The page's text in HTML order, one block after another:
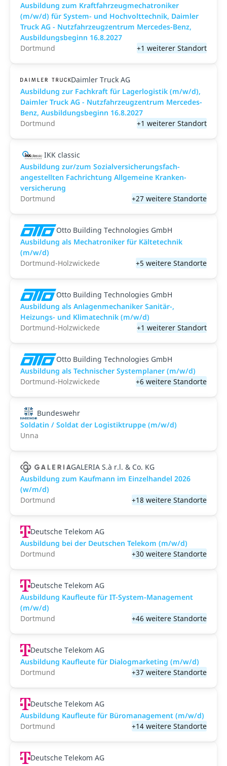
Ausbildung zum Kraftfahrzeugmechatroniker
(m/w/d) für System- und Hochvolttechnik, Daimler
Truck AG - Nutzfahrzeugzentrum Mercedes-Benz,
Ausbildungsbeginn 16.8.2027
Dortmund
+1 weiterer Standort
Daimler Truck AG
Ausbildung zur Fachkraft für Lagerlogistik (m/w/d),
Daimler Truck AG - Nutzfahrzeugzentrum Mercedes-
Benz, Ausbildungsbeginn 16.8.2027
Dortmund
+1 weiterer Standort
IKK classic
Aus­bild­ung zur/zum Sozial­versicher­ungs­fach­
angestellten­ Fach­richtung All­gemeine Kranken­
versicher­ung
Dortmund
+27 weitere Standorte
Otto Building Technologies GmbH
Ausbildung als Mechatroniker für Kältetechnik
(m/w/d)
Dortmund-Holzwickede
+5 weitere Standorte
Otto Building Technologies GmbH
Ausbildung als Anlagenmechaniker Sanitär-,
Heizungs- und Klimatechnik (m/w/d)
Dortmund-Holzwickede
+1 weiterer Standort
Otto Building Technologies GmbH
Ausbildung als Technischer Systemplaner (m/w/d)
Dortmund-Holzwickede
+6 weitere Standorte
Bundeswehr
Soldatin / Soldat der Logistik­truppe (m/w/d)
Unna
GALERIA S.à r.l. & Co. KG
Ausbildung zum Kaufmann im Einzelhandel 2026
(w/m/d)
Dortmund
+18 weitere Standorte
Deutsche Telekom AG
Ausbildung bei der Deutschen Telekom (m/w/d)
Dortmund
+30 weitere Standorte
Deutsche Telekom AG
Ausbildung Kaufleute für IT-System-Management
(m/w/d)
Dortmund
+46 weitere Standorte
Deutsche Telekom AG
Ausbildung Kaufleute für Dialogmarketing (m/w/d)
Dortmund
+37 weitere Standorte
Deutsche Telekom AG
Ausbildung Kaufleute für Büromanagement (m/w/d)
Dortmund
+14 weitere Standorte
Deutsche Telekom AG